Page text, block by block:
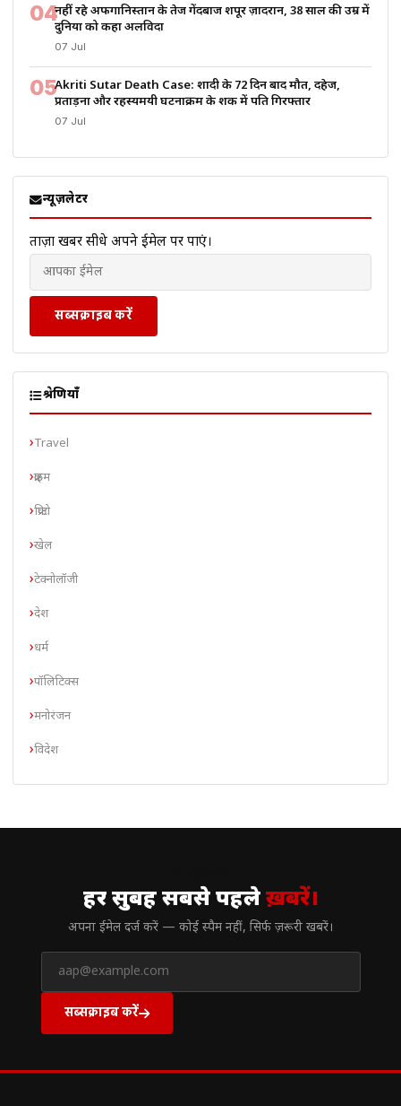
04नहीं रहे अफगानिस्तान के तेज गेंदबाज शपूर ज़ादरान, 38 साल की उम्र में
दुनिया को कहा अलविदा
07 Jul
05Akriti Sutar Death Case: शादी के 72 दिन बाद मौत, दहेज,
प्रताड़ना और रहस्यमयी घटनाक्रम के शक में पति गिरफ्तार
07 Jul
न्यूज़लेटर
ताज़ा खबरें सीधे अपने ईमेल पर पाएं।
सब्सक्राइब करें
श्रेणियाँ
Travel
क्राइम
क्रिप्टो
खेल
टेक्नोलॉजी
देश
धर्म
पॉलिटिक्स
मनोरंजन
विदेश
हर सुबह सबसे पहलेख़बरें।
अपना ईमेल दर्ज करें — कोई स्पैम नहीं, सिर्फ ज़रूरी खबरें।
सब्सक्राइब करें